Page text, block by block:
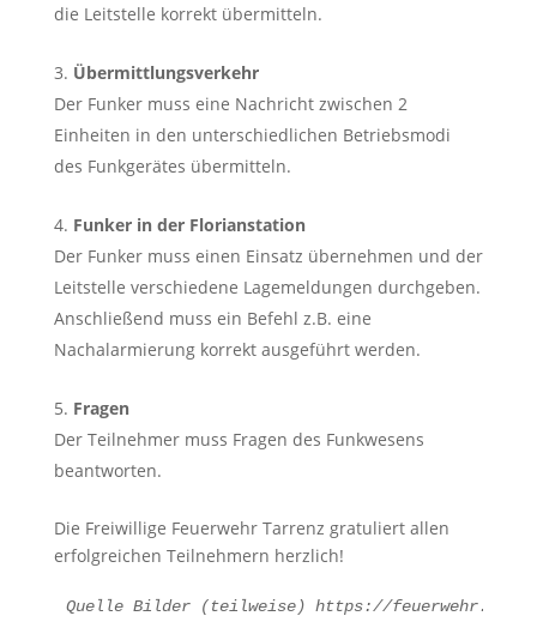
die Leitstelle korrekt übermitteln.
Übermittlungsverkehr
Der Funker muss eine Nachricht zwischen 2
Einheiten in den unterschiedlichen Betriebsmodi
des Funkgerätes übermitteln.
Funker in der Florianstation
Der Funker muss einen Einsatz übernehmen und der
Leitstelle verschiedene Lagemeldungen durchgeben.
Anschließend muss ein Befehl z.B. eine
Nachalarmierung korrekt ausgeführt werden.
Fragen
Der Teilnehmer muss Fragen des Funkwesens
beantworten.
Die Freiwillige Feuerwehr Tarrenz gratuliert allen
erfolgreichen Teilnehmern herzlich!
Quelle Bilder (teilweise) https://feuerwehr.tirol/